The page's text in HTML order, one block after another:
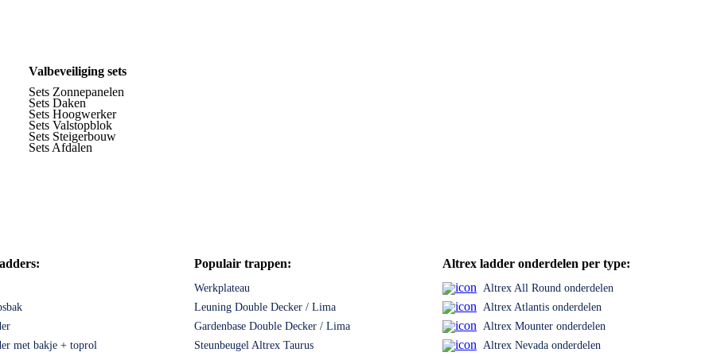
Valbeveiliging sets
Sets Zonnepanelen
Sets Daken
Sets Hoogwerker
Sets Valstopblok
Sets Steigerbouw
Sets Afdalen
met bakje + toprol
Populair trappen:
Werkplateau
Leuning Double Decker / Lima
Gardenbase Double Decker / Lima
Steunbeugel Altrex Taurus
Altrex ladder onderdelen per type:
Altrex All Round onderdelen
Altrex Atlantis onderdelen
Altrex Mounter onderdelen
Altrex Nevada onderdelen